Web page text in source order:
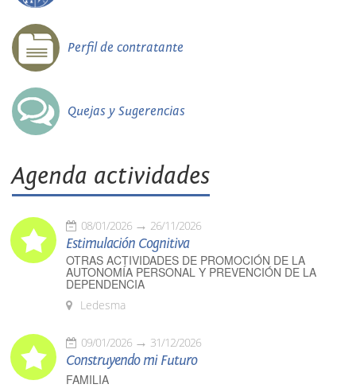
Perfil de contratante
Quejas y Sugerencias
Agenda actividades
08/01/2026 26/11/2026
Estimulación Cognitiva
OTRAS ACTIVIDADES DE PROMOCIÓN DE LA
AUTONOMÍA PERSONAL Y PREVENCIÓN DE LA
DEPENDENCIA
Ledesma
09/01/2026 31/12/2026
Construyendo mi Futuro
FAMILIA